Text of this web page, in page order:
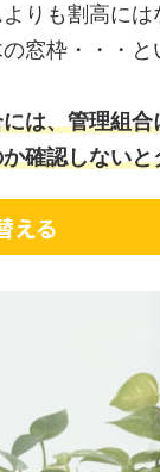
りも割高に
窓枠・・・と
は、管理組
確認しないと
える